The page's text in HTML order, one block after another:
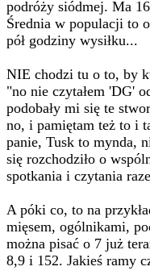
podróży siódmej. Ma
Średnia w populacji to
pół godziny wysiłku...
NIE chodzi tu o to, by
"no nie czytałem 'DG'
podobały mi się te
no, i pamiętam też to i
panie, Tusk to mynda,
się rozchodziło o
spotkania i czytania
A póki co, to na
mięsem, ogólnikami,
można pisać o 7 już
8,9 i 152. Jakieś ramy